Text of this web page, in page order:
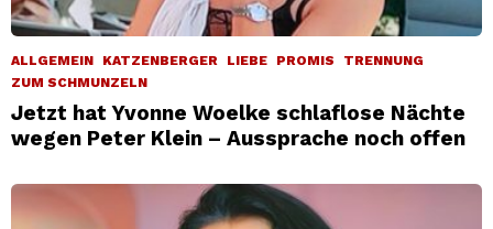
ALLGEMEIN KATZENBERGER LIEBE PROMIS
TRENNUNG
ZUM SCHMUNZELN
Jetzt hat Yvonne Woelke schlaflose Nächte
wegen Peter Klein – Aussprache noch offen